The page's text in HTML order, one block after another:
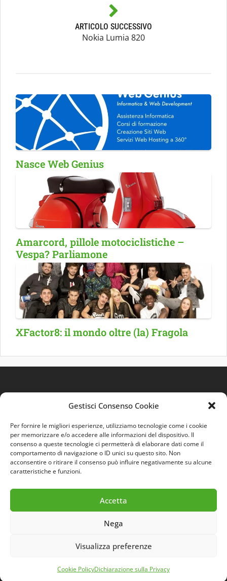
Gestisci Consenso Cookie
Per fornire le migliori esperienze, utilizziamo tecnologie come i cookie
per memorizzare e/o accedere alle informazioni del dispositivo. Il
consenso a queste tecnologie ci permetterà di elaborare dati come il
comportamento di navigazione o ID unici su questo sito. Non
acconsentire o ritirare il consenso può influire negativamente su alcune
caratteristiche e funzioni.
Accetta
Nega
Visualizza preferenze
Cookie PolicyDichiarazione sulla Privacy
ARTICOLO SUCCESSIVO
Nokia Lumia 820
Nasce Web Genius
Amarcord, pillole motociclistiche –
Vespa? Parliamone
XFactor8: il mondo oltre (la) Fragola
Quest'opera è distribuita con LicenzaCreative
Commons 3.0 Italia.
© 2026 LAB INFORMER -ENTRA- DEVELOPED BY